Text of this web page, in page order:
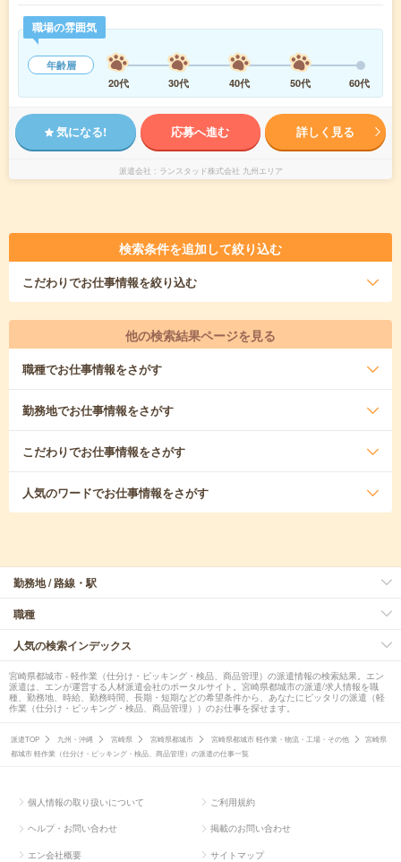
職場の雰囲気
年齢層
20代
30代 40代 50代 60代
気になる! 応募へ進む 詳しく見る
派遣会社 ランスタッド株式会社 九州エリア
検索条件を追加して絞り込む
こだわりでお仕事情報を絞り込む
他の検索結果ページを見る
職種でお仕事情報をさがす
勤務地でお仕事情報をさがす
こだわりでお仕事情報をさがす
人気のワードでお仕事情報をさがす
勤務地 / 路線・駅
職種
人気の検索インデックス
宮崎県都城市 - 軽作業（仕分け・ピッキング・検品、商品管理）の派遣情報の検索結果。エン
派遣は、エンが運営する人材派遣会社のポータルサイト。宮崎県都城市の派遣/求人情報を職
種、勤務地、時給、勤務時間、長期・短期などの希望条件から、あなたにピッタリの派遣（軽
作業（仕分け・ピッキング・検品、商品管理））のお仕事を探せます。
派遣TOP 九州・沖縄 宮崎県 宮崎県都城市 宮崎県都城市 軽作業・物流・工場・その他
宮崎県
都城市 軽作業（仕分け・ピッキング・検品、商品管理）の派遣の仕事一覧
個人情報の取り扱いについて ご利用規約
ヘルプ・お問い合わせ 掲載のお問い合わせ
エン会社概要 サイトマップ